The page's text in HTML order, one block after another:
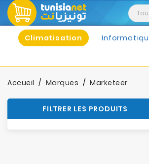
Climatisation
Accueil Marques Marketeer
FILTRER LES PRODUITS